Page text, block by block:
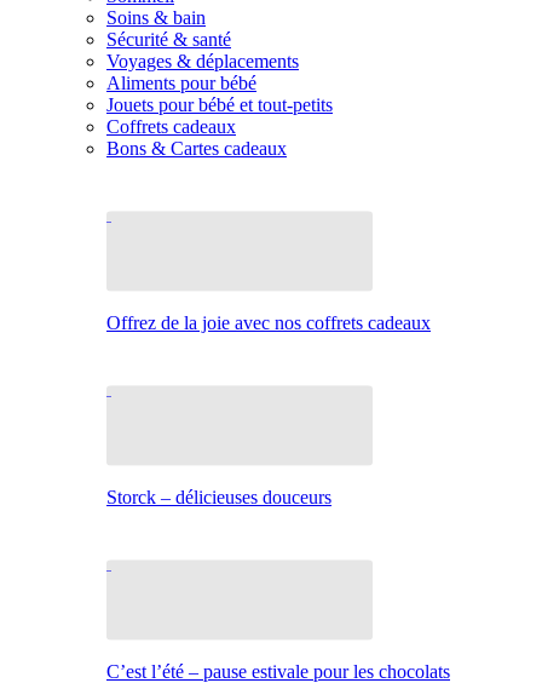
Soins & bain
Sécurité & santé
Voyages & déplacements
Aliments pour bébé
Jouets pour bébé et tout-petits
Coffrets cadeaux
Bons & Cartes cadeaux
Offrez de la joie avec nos coffrets cadeaux
Storck – délicieuses douceurs
C’est l’été – pause estivale pour les chocolats